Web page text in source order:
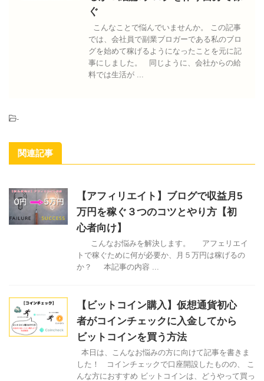
ぐ
こんなことで悩んでいませんか。 この記事
では、会社員で副業ブロガーである私のブロ
グを始めて稼げるようになったことを元に記
事にしました。 同じように、会社からの給
料では生活が ...
-
関連記事
【アフィリエイト】ブログで収益月5
万円を稼ぐ３つのコツとやり方【初
心者向け】
こんなお悩みを解決します。 アフェリエイ
トで稼ぐために何が必要か、月５万円は稼げるの
か？ 本記事の内容 ...
【ビットコイン購入】仮想通貨初心
者がコインチェックに入金してから
ビットコインを買う方法
本日は、こんなお悩みの方に向けて記事を書きま
した！ コインチェックで口座開設したものの、 こ
んな方におすすめ ビットコインは、どうやって買っ